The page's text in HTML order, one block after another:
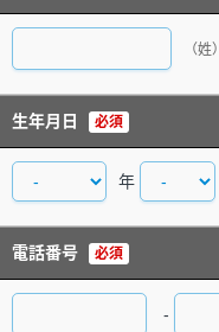
（姓）
生年月日 必須
年
電話番号 必須
-